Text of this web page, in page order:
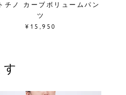
チノ カーブボリュームパン
ツ
¥15,950